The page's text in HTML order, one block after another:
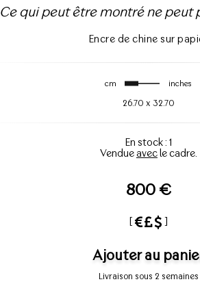
Ce qui peut être montré ne peut
Encre de chine sur
cm inches
26.70 x 32.70
En stock : 1
Vendueavecle cadre.
800 €
[ ]
Ajouter au
Livraison sous 2 semaines